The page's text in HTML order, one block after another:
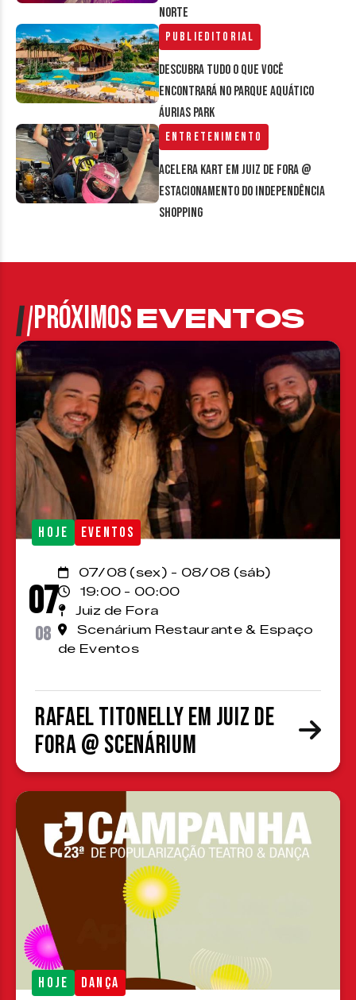
Norte
Publieditorial
Descubra tudo o que você
encontrará no parque aquático
Áurias Park
Entretenimento
Acelera Kart em Juiz de Fora @
estacionamento do Independência
Shopping
PRÓXIMOSEVENTOS
HOJE EVENTOS
07
08
07/08 (sex) - 08/08 (sáb)
19:00 - 00:00
Juiz de Fora
Scenárium Restaurante & Espaço
de Eventos
Rafael Titonelly em Juiz de
Fora @ Scenárium
HOJE DANÇA